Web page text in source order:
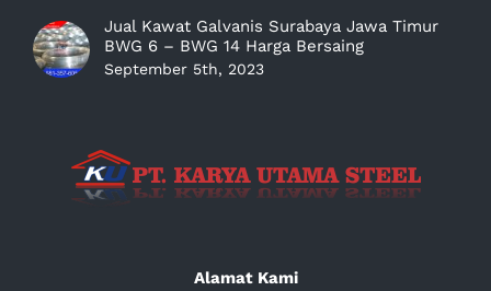
Jual Kawat Galvanis Surabaya Jawa Timur
BWG 6 – BWG 14 Harga Bersaing
September 5th, 2023
Alamat Kami